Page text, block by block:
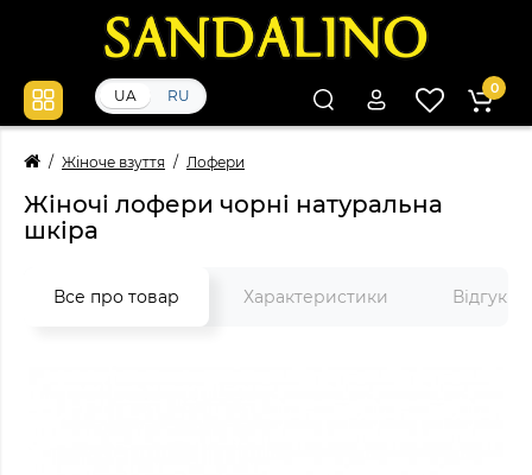
UA RU 0
Жіноче взуття Лофери
Жіночі лофери чорні натуральна
шкіра
Все про товар Характеристики Відгуки